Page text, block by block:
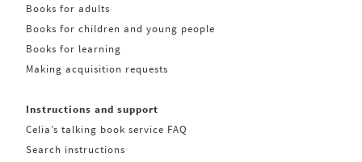
Books for adults
Books for children and young people
Books for learning
Making acquisition requests
Instructions and support
Celia’s talking book service FAQ
Search instructions